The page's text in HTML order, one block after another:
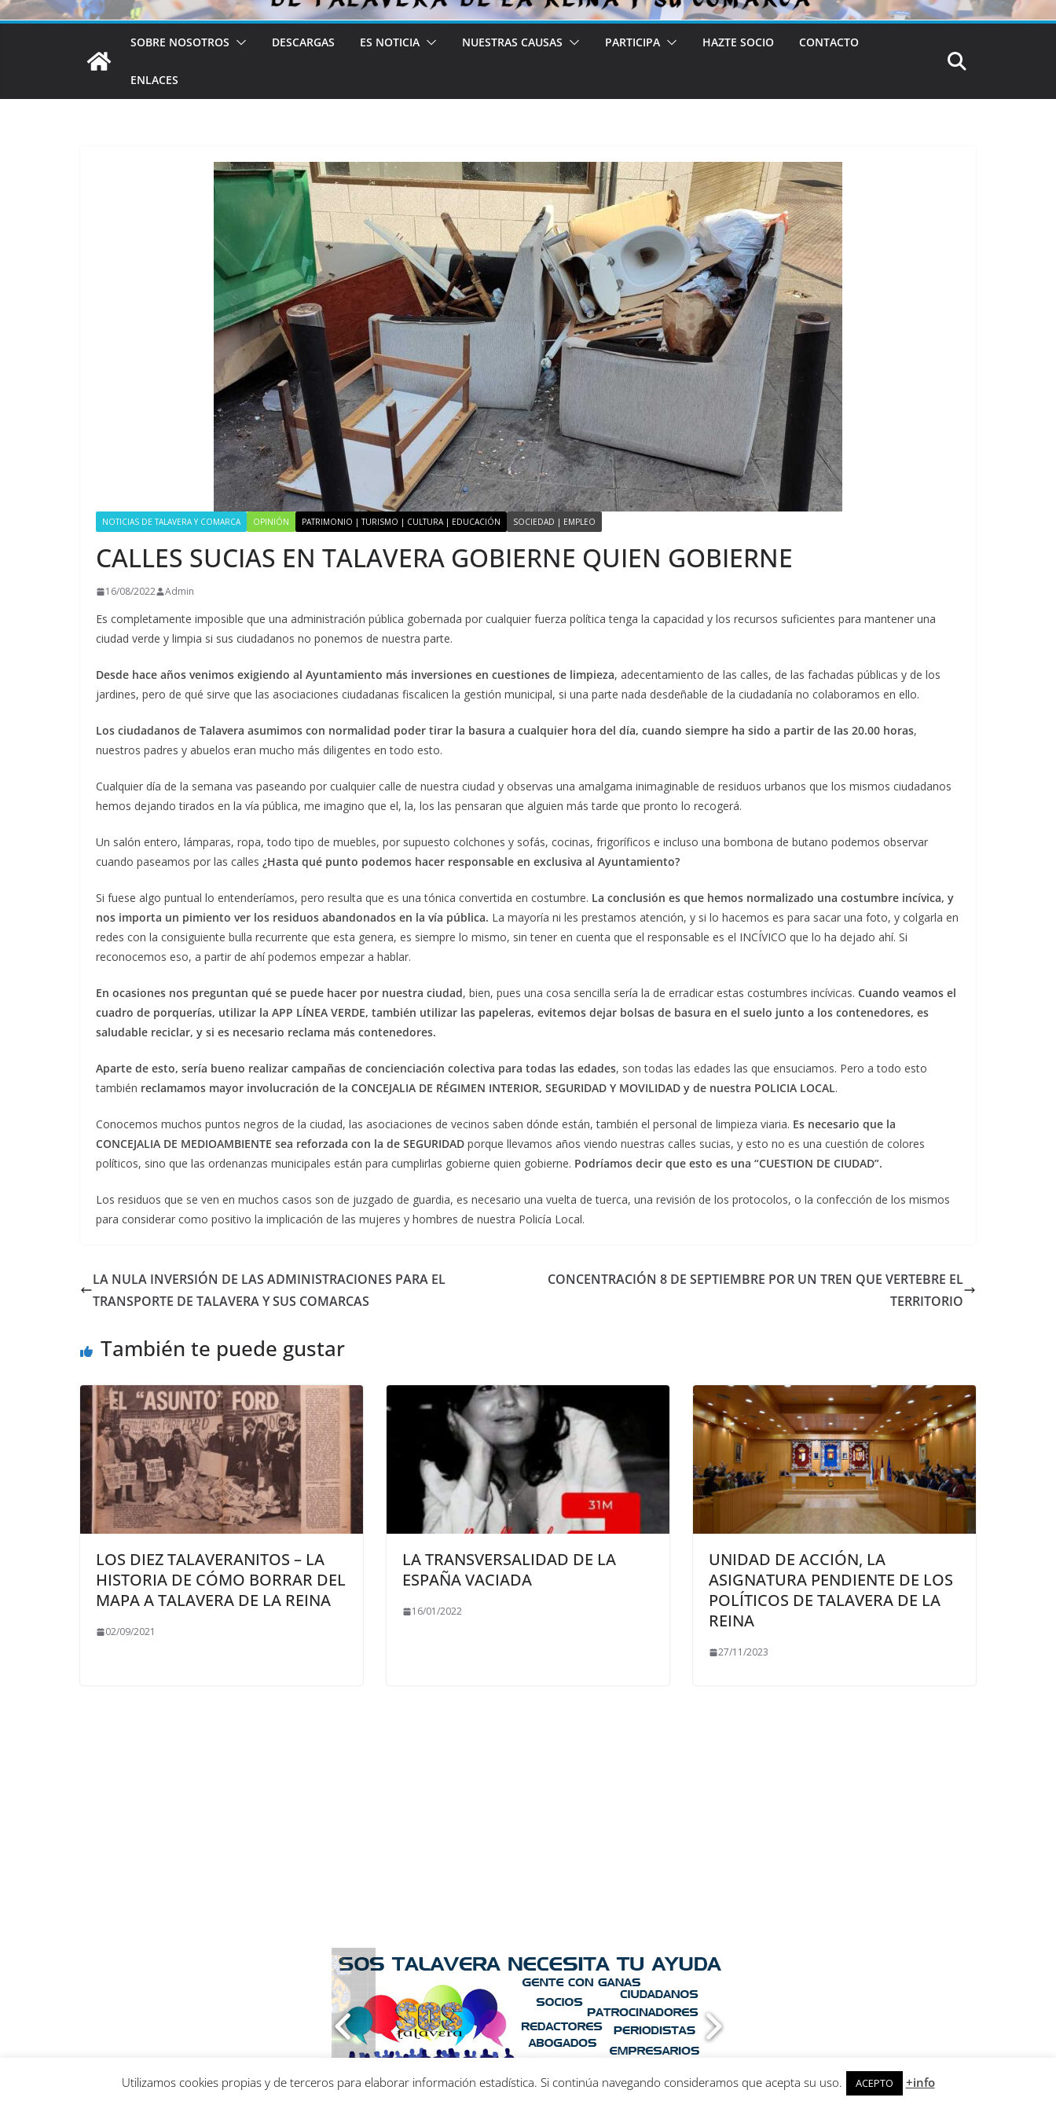
SOBRE NOSOTROS DESCARGAS ES NOTICIA NUESTRAS CAUSAS PARTICIPA HAZTE SOCIO CONTACTO
ENLACES
NOTICIAS DE TALAVERA Y COMARCA OPINIÓN PATRIMONIO | TURISMO | CULTURA | EDUCACIÓN SOCIEDAD | EMPLEO
CALLES SUCIAS EN TALAVERA GOBIERNE QUIEN GOBIERNE
16/08/2022 Admin
Es completamente imposible que una administración pública gobernada por cualquier fuerza política tenga la capacidad y los recursos suficientes para mantener una
ciudad verde y limpia si sus ciudadanos no ponemos de nuestra parte.
Desde hace años venimos exigiendo al Ayuntamiento más inversiones en cuestiones de limpieza, adecentamiento de las calles, de las fachadas públicas y de los
jardines, pero de qué sirve que las asociaciones ciudadanas fiscalicen la gestión municipal, si una parte nada desdeñable de la ciudadanía no colaboramos en ello.
Los ciudadanos de Talavera asumimos con normalidad poder tirar la basura a cualquier hora del día, cuando siempre ha sido a partir de las 20.00 horas,
nuestros padres y abuelos eran mucho más diligentes en todo esto.
Cualquier día de la semana vas paseando por cualquier calle de nuestra ciudad y observas una amalgama inimaginable de residuos urbanos que los mismos ciudadanos
hemos dejando tirados en la vía pública, me imagino que el, la, los las pensaran que alguien más tarde que pronto lo recogerá.
Un salón entero, lámparas, ropa, todo tipo de muebles, por supuesto colchones y sofás, cocinas, frigoríficos e incluso una bombona de butano podemos observar
cuando paseamos por las calles ¿Hasta qué punto podemos hacer responsable en exclusiva al Ayuntamiento?
Si fuese algo puntual lo entenderíamos, pero resulta que es una tónica convertida en costumbre. La conclusión es que hemos normalizado una costumbre incívica, y
nos importa un pimiento ver los residuos abandonados en la vía pública. La mayoría ni les prestamos atención, y si lo hacemos es para sacar una foto, y colgarla en
redes con la consiguiente bulla recurrente que esta genera, es siempre lo mismo, sin tener en cuenta que el responsable es el INCÍVICO que lo ha dejado ahí. Si
reconocemos eso, a partir de ahí podemos empezar a hablar.
En ocasiones nos preguntan qué se puede hacer por nuestra ciudad, bien, pues una cosa sencilla sería la de erradicar estas costumbres incívicas. Cuando veamos el
cuadro de porquerías, utilizar la APP LÍNEA VERDE, también utilizar las papeleras, evitemos dejar bolsas de basura en el suelo junto a los contenedores, es
saludable reciclar, y si es necesario reclama más contenedores.
Aparte de esto, sería bueno realizar campañas de concienciación colectiva para todas las edades, son todas las edades las que ensuciamos. Pero a todo esto
también reclamamos mayor involucración de la CONCEJALIA DE RÉGIMEN INTERIOR, SEGURIDAD Y MOVILIDAD y de nuestra POLICIA LOCAL.
Conocemos muchos puntos negros de la ciudad, las asociaciones de vecinos saben dónde están, también el personal de limpieza viaria. Es necesario que la
CONCEJALIA DE MEDIOAMBIENTE sea reforzada con la de SEGURIDAD porque llevamos años viendo nuestras calles sucias, y esto no es una cuestión de colores
políticos, sino que las ordenanzas municipales están para cumplirlas gobierne quien gobierne. Podríamos decir que esto es una “CUESTION DE CIUDAD”.
Los residuos que se ven en muchos casos son de juzgado de guardia, es necesario una vuelta de tuerca, una revisión de los protocolos, o la confección de los mismos
para considerar como positivo la implicación de las mujeres y hombres de nuestra Policía Local.
LA NULA INVERSIÓN DE LAS ADMINISTRACIONES PARA EL
TRANSPORTE DE TALAVERA Y SUS COMARCAS
CONCENTRACIÓN 8 DE SEPTIEMBRE POR UN TREN QUE VERTEBRE EL
TERRITORIO
También te puede gustar
LOS DIEZ TALAVERANITOS – LA
HISTORIA DE CÓMO BORRAR DEL
MAPA A TALAVERA DE LA REINA
02/09/2021
LA TRANSVERSALIDAD DE LA
ESPAÑA VACIADA
16/01/2022
UNIDAD DE ACCIÓN, LA
ASIGNATURA PENDIENTE DE LOS
POLÍTICOS DE TALAVERA DE LA
REINA
27/11/2023
Utilizamos cookies propias y de terceros para elaborar información estadística. Si continúa navegando consideramos que acepta su uso. ACEPTO +info